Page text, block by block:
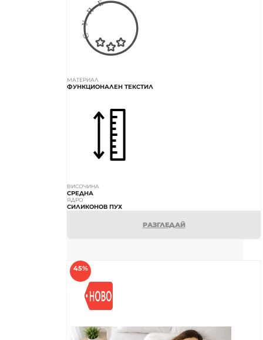
МАТЕРИАЛ
ФУНКЦИОНАЛЕН ТЕКСТИЛ
ВИСОЧИНА
СРЕДНА
ЯДРО
СИЛИКОНОВ ПУХ
РАЗГЛЕДАЙ
45%